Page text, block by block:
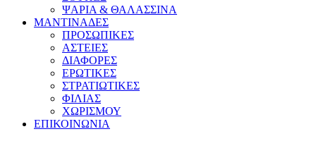
ΨΑΡΙΑ & ΘΑΛΑΣΣΙΝΑ
ΜΑΝΤΙΝΑΔΕΣ
ΠΡΟΣΩΠΙΚΕΣ
ΑΣΤΕΙΕΣ
ΔΙΑΦΟΡΕΣ
ΕΡΩΤΙΚΕΣ
ΣΤΡΑΤΙΩΤΙΚΕΣ
ΦΙΛΙΑΣ
ΧΩΡΙΣΜΟΥ
ΕΠΙΚΟΙΝΩΝΙΑ